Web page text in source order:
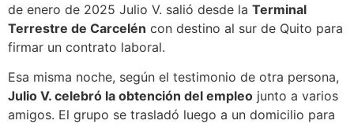
de enero de 2025 Julio V. salió desde la Terminal
Terrestre de Carcelén con destino al sur de Quito para
firmar un contrato laboral.
Esa misma noche, según el testimonio de otra persona,
Julio V. celebró la obtención del empleo junto a varios
amigos. El grupo se trasladó luego a un domicilio para